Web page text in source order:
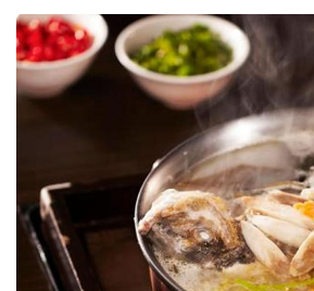
Uitgelichte bestemmingen
Alle steden
Phoenix